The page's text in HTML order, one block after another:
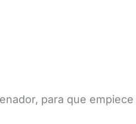
para que empiece